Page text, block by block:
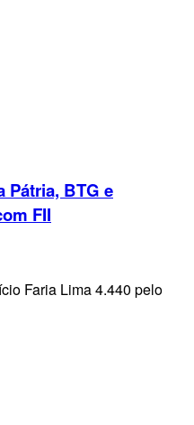
Pátria, BTG e
FII
Faria Lima 4.440 pelo